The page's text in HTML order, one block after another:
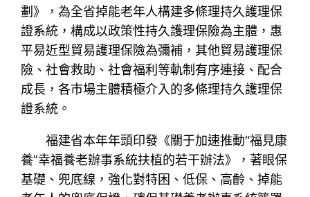
劃》，為全省掉能老年人構建多條理持久護理保
證系統，構成以政策性持久護理保險為主體，惠
平易近型貿易護理保險為彌補，其他貿易護理保
險、社會救助、社會福利等軌制有序連接、配合
成長，各市場主體積極介入的多條理持久護理保
證系統。
福建省本年年頭印發《關于加速推動“福見康
養”幸福養老辦事系統扶植的若干辦法》，著眼保
基礎、兜底線，強化對特困、低保、高齡、掉能